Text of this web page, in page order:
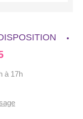
à 17h